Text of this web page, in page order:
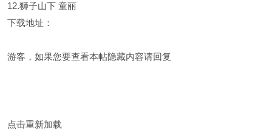
12.狮子山下 童丽
下载地址：
游客，如果您要查看本帖隐藏内容请回复
点击重新加载